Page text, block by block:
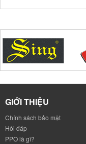
GIỚI THIỆU
Chính sách bảo mật
Hỏi đáp
PPO là gì?